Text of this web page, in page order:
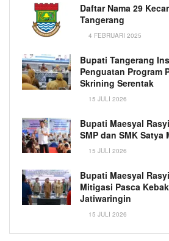
Daftar Nama 29
Tangerang
4 FEBRUARI 2025
Bupati Tangerang
Penguatan Program
Skrining Serentak
15 JULI 2026
Bupati Maesyal
SMP dan SMK Satya
15 JULI 2026
Bupati Maesyal
Mitigasi Pasca
Jatiwaringin
15 JULI 2026